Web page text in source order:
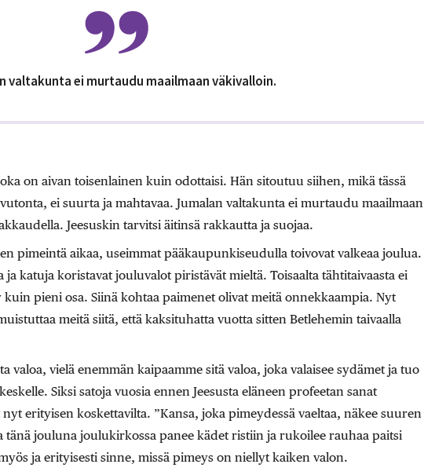
valtakunta ei murtaudu maailmaan väkivalloin.
on aivan toisenlainen kuin odottaisi. Hän sitoutuu siihen, mikä tässä
ei suurta ja mahtavaa. Jumalan valtakunta ei murtaudu maailmaan
Jeesuskin tarvitsi äitinsä rakkautta ja suojaa.
pimeintä aikaa, useimmat pääkaupunkiseudulla toivovat valkeaa joulua.
katuja koristavat jouluvalot piristävät mieltä. Toisaalta tähtitaivaasta ei
pieni osa. Siinä kohtaa paimenet olivat meitä onnekkaampia. Nyt
meitä siitä, että kaksituhatta vuotta sitten Betlehemin taivaalla
valoa, vielä enemmän kaipaamme sitä valoa, joka valaisee sydämet ja tuo
Siksi satoja vuosia ennen Jeesusta eläneen profeetan sanat
erityisen koskettavilta. ”Kansa, joka pimeydessä vaeltaa, näkee suuren
tänä jouluna joulukirkossa panee kädet ristiin ja rukoilee rauhaa paitsi
ja erityisesti sinne, missä pimeys on niellyt kaiken valon.